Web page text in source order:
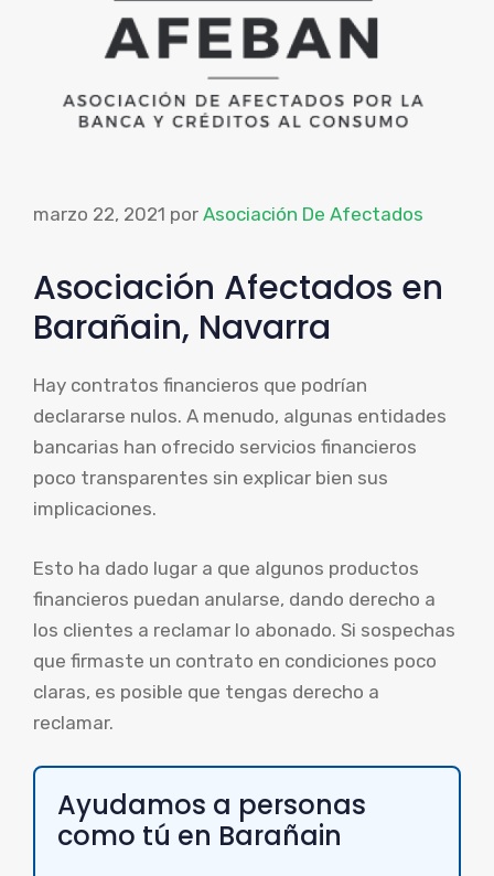
marzo 22, 2021 por Asociación De Afectados
Asociación Afectados en
Barañain, Navarra
Hay contratos financieros que podrían
declararse nulos. A menudo, algunas entidades
bancarias han ofrecido servicios financieros
poco transparentes sin explicar bien sus
implicaciones.
Esto ha dado lugar a que algunos productos
financieros puedan anularse, dando derecho a
los clientes a reclamar lo abonado. Si sospechas
que firmaste un contrato en condiciones poco
claras, es posible que tengas derecho a
reclamar.
Ayudamos a personas
como tú en Barañain